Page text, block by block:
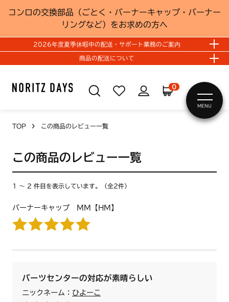
コンロの交換部品（ごとく・バーナーキャップ・バーナー
リングなど）をお求めの方へ
2026年度夏季休暇中の配送・サポート業務のご案内
商品の配送について
0
MENU
TOP この商品のレビュー一覧
この商品のレビュー一覧
1 ～ 2 件目を表示しています。（全2件）
バーナーキャップ MM【HM】
バーツセンターの対応が素晴らしい
ニックネーム： ひよーこ